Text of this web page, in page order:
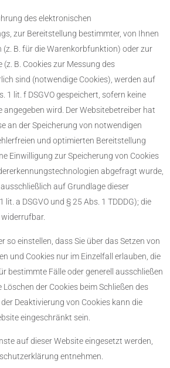
des elektronischen
zur Bereitstellung bestimmter, von Ihnen
B. für die Warenkorbfunktion) oder zur
B. Cookies zur Messung des
sind (notwendige Cookies), werden auf
1 lit. f DSGVO gespeichert, sofern keine
angegeben wird. Der Websitebetreiber hat
an der Speicherung von notwendigen
und optimierten Bereitstellung
Einwilligung zur Speicherung von Cookies
abgefragt wurde,
auf Grundlage dieser
lit. a DSGVO und § 25 Abs. 1 TDDDG); die
so einstellen, dass Sie über das Setzen von
und Cookies nur im Einzelfall erlauben, die
bestimmte Fälle oder generell ausschließen
der Cookies beim Schließen des
Deaktivierung von Cookies kann die
eingeschränkt sein.
auf dieser Website eingesetzt werden,
entnehmen.